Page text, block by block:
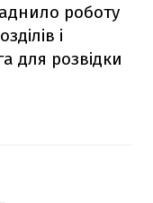
роботу
і
для розвідки